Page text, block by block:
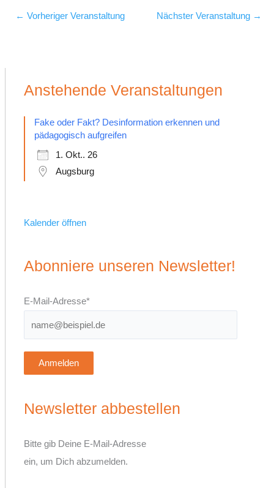
← Vorheriger Veranstaltung Nächster Veranstaltung →
Anstehende Veranstaltungen
Fake oder Fakt? Desinformation erkennen und
pädagogisch aufgreifen
1. Okt.. 26
Augsburg
Kalender öffnen
Abonniere unseren Newsletter!
E-Mail-Adresse*
Anmelden
Newsletter abbestellen
Bitte gib Deine E-Mail-Adresse
ein, um Dich abzumelden.